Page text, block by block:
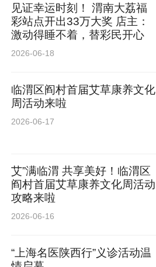
见证幸运时刻！ 渭南大荔福
彩站点开出33万大奖 店主：
激动得睡不着，替彩民开心
2026-06-18
临渭区阎村首届艾草康养文化
周活动来啦
2026-06-17
艾”满临渭 共享美好！临渭区
阎村首届艾草康养文化周活动
攻略来啦
2026-06-16
“上海名医陕西行”义诊活动温